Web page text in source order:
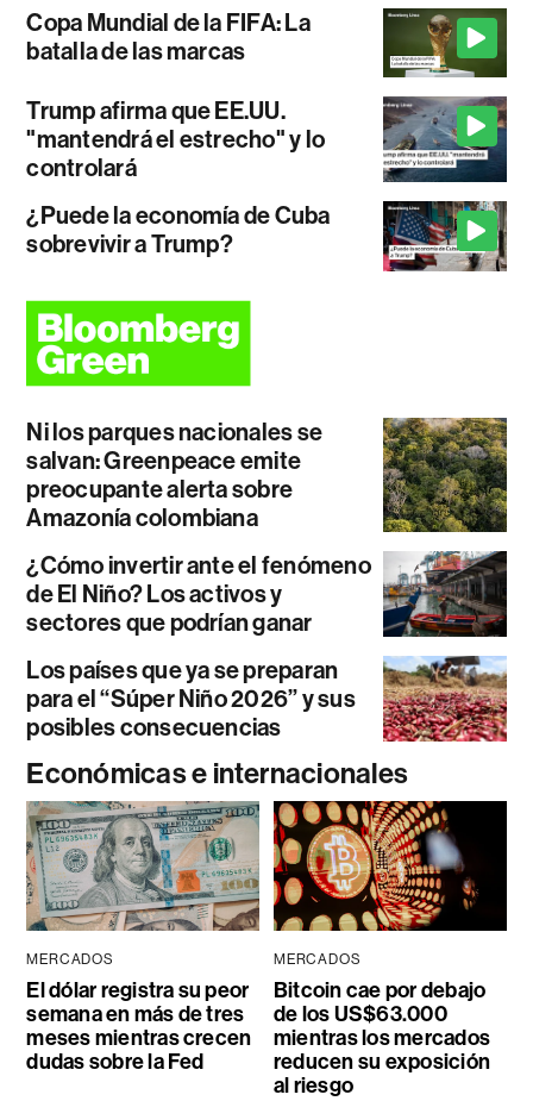
Copa Mundial de la FIFA: La
batalla de las marcas
Trump afirma que EE.UU.
"mantendrá el estrecho" y lo
controlará
¿Puede la economía de Cuba
sobrevivir a Trump?
Ni los parques nacionales se
salvan: Greenpeace emite
preocupante alerta sobre
Amazonía colombiana
¿Cómo invertir ante el fenómeno
de El Niño? Los activos y
sectores que podrían ganar
Los países que ya se preparan
para el “Súper Niño 2026” y sus
posibles consecuencias
Económicas e internacionales
MERCADOS
El dólar registra su peor
semana en más de tres
meses mientras crecen
dudas sobre la Fed
MERCADOS
Bitcoin cae por debajo
de los US$63.000
mientras los mercados
reducen su exposición
al riesgo